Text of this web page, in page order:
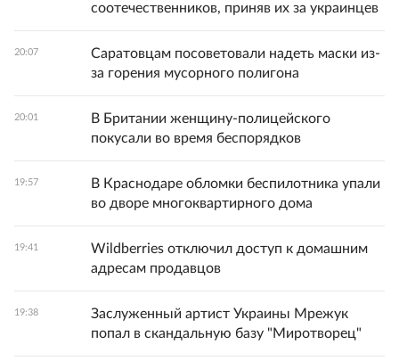
соотечественников, приняв их за украинцев
20:07
Саратовцам посоветовали надеть маски из-
за горения мусорного полигона
20:01
В Британии женщину-полицейского
покусали во время беспорядков
19:57
В Краснодаре обломки беспилотника упали
во дворе многоквартирного дома
19:41
Wildberries отключил доступ к домашним
адресам продавцов
19:38
Заслуженный артист Украины Мрежук
попал в скандальную базу "Миротворец"